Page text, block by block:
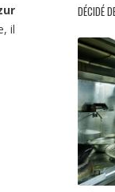
il
DÉCIDÉ